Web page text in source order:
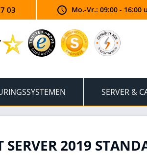
03 Mo.-Vr.: 09:00 - 16:00
SERVER &
SERVER 2019